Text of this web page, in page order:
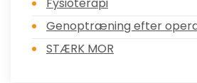
Fysioterapi
Genoptræning efter
STÆRK MOR